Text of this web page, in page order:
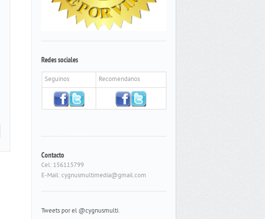
Redes sociales
Seguinos Recomendanos
Contacto
Cel: 156115799
E-Mail: cygnusmultimedia@gmail.com
Tweets por el @cygnusmulti.